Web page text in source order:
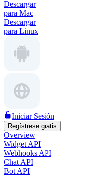
Descargar
para Mac
Descargar
para Linux
Iniciar Sesión
Regístrese gratis
Overview
Widget API
Webhooks API
Chat API
Bot API